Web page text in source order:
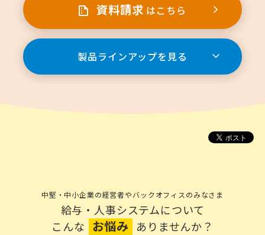
資料請求 はこちら
製品ラインアップを見る
中堅・中小企業の経営者やバックオフィスのみなさま
給与・人事システムについて
こんな お悩み ありませんか？